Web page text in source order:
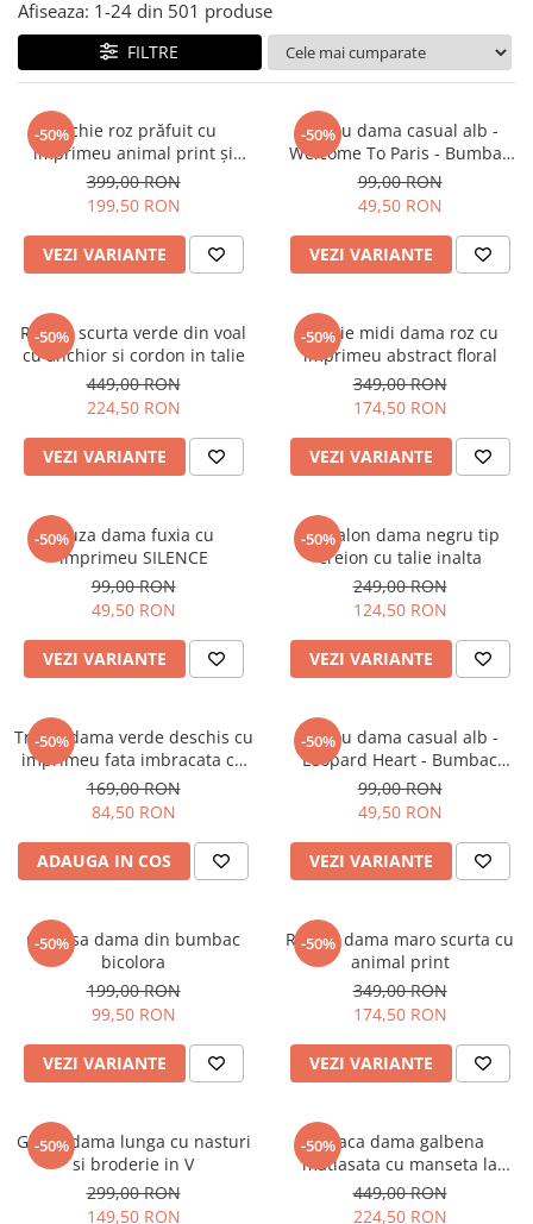
Tricouri si topuri
Rochii de eveniment
Afiseaza: 1-24 din 501 produse
FILTRE
-50%Rochie roz prăfuit cu
imprimeu animal print și
curea
399,00 RON
199,50 RON
VEZI VARIANTE
-50%
Tricou dama casual alb -
Welcome To Paris - Bumbac
Organic
99,00 RON
49,50 RON
VEZI VARIANTE
-50%
Rochie scurta verde din voal
cu anchior si cordon in talie
449,00 RON
224,50 RON
VEZI VARIANTE
-50%
Rochie midi dama roz cu
imprimeu abstract floral
349,00 RON
174,50 RON
VEZI VARIANTE
-50%Bluza dama fuxia cu
imprimeu SILENCE
99,00 RON
49,50 RON
VEZI VARIANTE
-50%
Pantalon dama negru tip
creion cu talie inalta
249,00 RON
124,50 RON
VEZI VARIANTE
-50%
Tricou dama verde deschis cu
imprimeu fata imbracata cu
alb si inghetata in mana
169,00 RON
84,50 RON
ADAUGA IN COS
-50%
Tricou dama casual alb -
Leopard Heart - Bumbac
Organic
99,00 RON
49,50 RON
VEZI VARIANTE
-50%
Camasa dama din bumbac
bicolora
199,00 RON
99,50 RON
VEZI VARIANTE
-50%
Rochie dama maro scurta cu
animal print
349,00 RON
174,50 RON
VEZI VARIANTE
-50%
Geaca dama lunga cu nasturi
si broderie in V
299,00 RON
149,50 RON
-50%Geaca dama galbena
matlasata cu manseta la
maneca si elastic in talie
449,00 RON
224,50 RON